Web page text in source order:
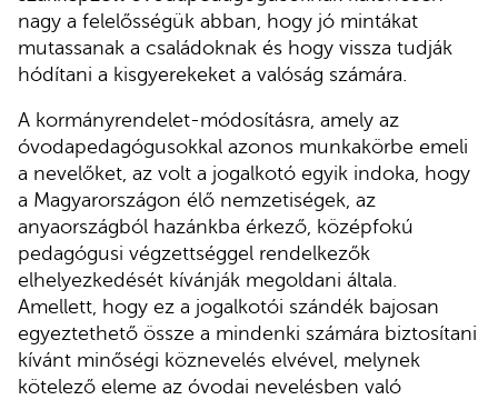
nagy a felelősségük abban, hogy jó mintákat
mutassanak a családoknak és hogy vissza tudják
hódítani a kisgyerekeket a valóság számára.
A kormányrendelet-módosításra, amely az
óvodapedagógusokkal azonos munkakörbe emeli
a nevelőket, az volt a jogalkotó egyik indoka, hogy
a Magyarországon élő nemzetiségek, az
anyaországból hazánkba érkező, középfokú
pedagógusi végzettséggel rendelkezők
elhelyezkedését kívánják megoldani általa.
Amellett, hogy ez a jogalkotói szándék bajosan
egyeztethető össze a mindenki számára biztosítani
kívánt minőségi köznevelés elvével, melynek
kötelező eleme az óvodai nevelésben való